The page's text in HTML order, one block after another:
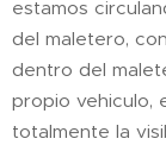
estamos
del maletero,
dentro del
propio vehiculo,
totalmente la